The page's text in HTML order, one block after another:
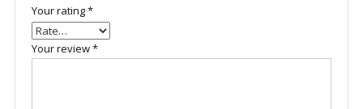
Your rating*
Your review*